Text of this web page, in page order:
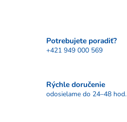
Potrebujete poradiť?
+421 949 000 569
Rýchle doručenie
odosielame do 24–48 hod.